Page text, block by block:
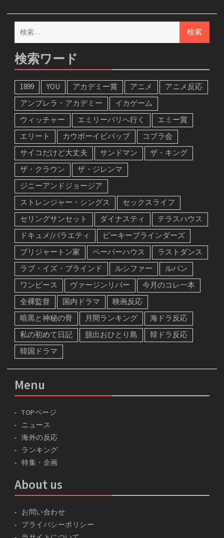
検
索:
検索ワード
1899 YOU アカデミー賞 アニメ
アニメ反応
アンブレラ・アカデミー
イカゲーム
ウィッチャー
エミリーパリへ行く
エミー賞
エリート
カウボーイビバップ
コブラ会
サイコだけど大丈夫
サンドマン
ザ・キング
ザ・クラウン
ザ・ジレンマ
ジニーアンドジョージア
ストレンジャー・シングス
セックスライフ
セリングサンセット
ダイナスティ
テラスハウス
ドキュメ/バラエティ
ピーキーブラインダーズ
ブリジャートン家
ペーパーハウス
ラストダンス
ラブ・イズ・ブラインド
ルシファー
ルパン
ワンピース
ヴァージンリバー
今月のコレ一本
全裸監督
国内ドラマ
映画反応
暗黒と神秘の骨
月間ランキング
海ドラ反応
私の初めて日記
脱出おひとり島
韓ドラ反応
韓国ドラマ
Menu
TOPページ
ニュース
海外の反応
ランキング
特集・企画
About us
お問い合わせ
プライバシーポリシー
当サイトについて